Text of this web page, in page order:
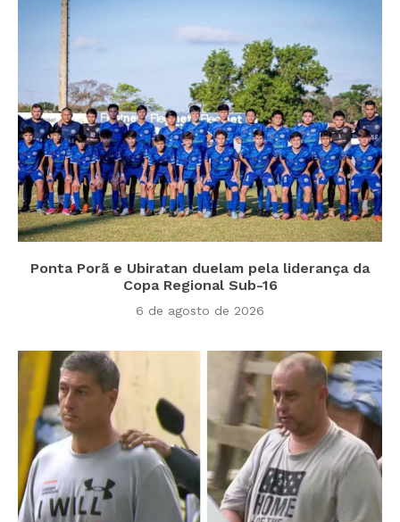
Ponta Porã e Ubiratan duelam pela liderança da
Copa Regional Sub-16
6 de agosto de 2026